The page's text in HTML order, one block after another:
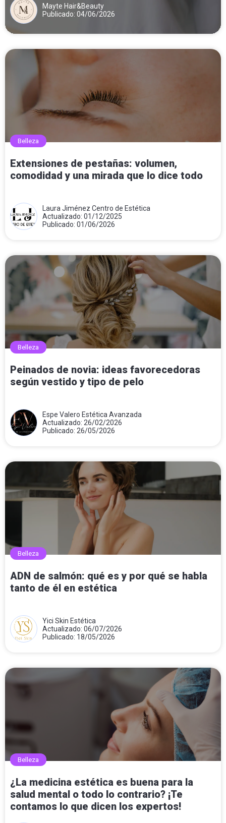
Mayte Hair&Beauty
Publicado: 04/06/2026
Belleza
Extensiones de pestañas: volumen,
comodidad y una mirada que lo dice todo
Laura Jiménez Centro de Estética
Actualizado: 01/12/2025
Publicado: 01/06/2026
Belleza
Peinados de novia: ideas favorecedoras
según vestido y tipo de pelo
Espe Valero Estética Avanzada
Actualizado: 26/02/2026
Publicado: 26/05/2026
Belleza
ADN de salmón: qué es y por qué se habla
tanto de él en estética
Yici Skin Estética
Actualizado: 06/07/2026
Publicado: 18/05/2026
Belleza
¿La medicina estética es buena para la
salud mental o todo lo contrario? ¡Te
contamos lo que dicen los expertos!